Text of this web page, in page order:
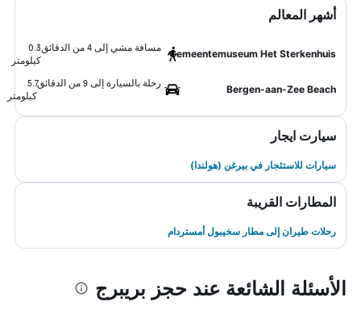
أشهر المعالم
Gemeentemuseum Het Sterkenhuis
مسافة مشي إلى 4 من الدقائق
0.3
كيلومتر
Bergen-aan-Zee Beach
رحلة بالسيارة إلى 9 من الدقائق
5.7
كيلومتر
سيارت ايجار
سيارات للاستئجار في بيرغن (هولندا)
المطارات القريبة
رحلات طيران إلى مطار سخيبول أمستردام
الأسئلة الشائعة عند حجز بريبرج